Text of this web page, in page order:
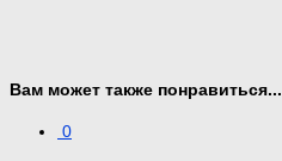
Вам может также понравиться...
0